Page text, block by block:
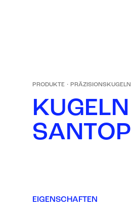
PRODUKTE · PRÄZISIONSKUGELN
KUGELN
SANTOP
EIGENSCHAFTEN